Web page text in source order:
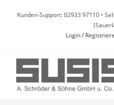
InhaltKunden-Support: 02933 97110 •
Login /